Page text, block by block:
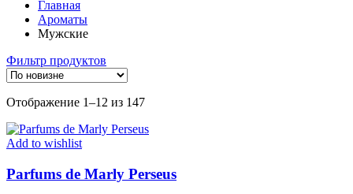
Главная
Ароматы
Мужские
Фильтр продуктов
Отображение 1–12 из 147Сортировка:
недавние
Add to wishlist
Parfums de Marly Perseus